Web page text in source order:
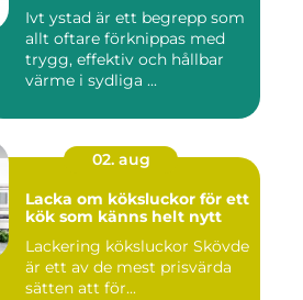
Ivt ystad är ett begrepp som
allt oftare förknippas med
trygg, effektiv och hållbar
värme i sydliga ...
02. aug
Lacka om köksluckor för ett
kök som känns helt nytt
Lackering köksluckor Skövde
är ett av de mest prisvärda
sätten att för...